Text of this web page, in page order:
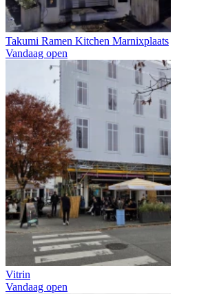
Takumi Ramen Kitchen Marnixplaats
Vandaag open
Vitrin
Vandaag open